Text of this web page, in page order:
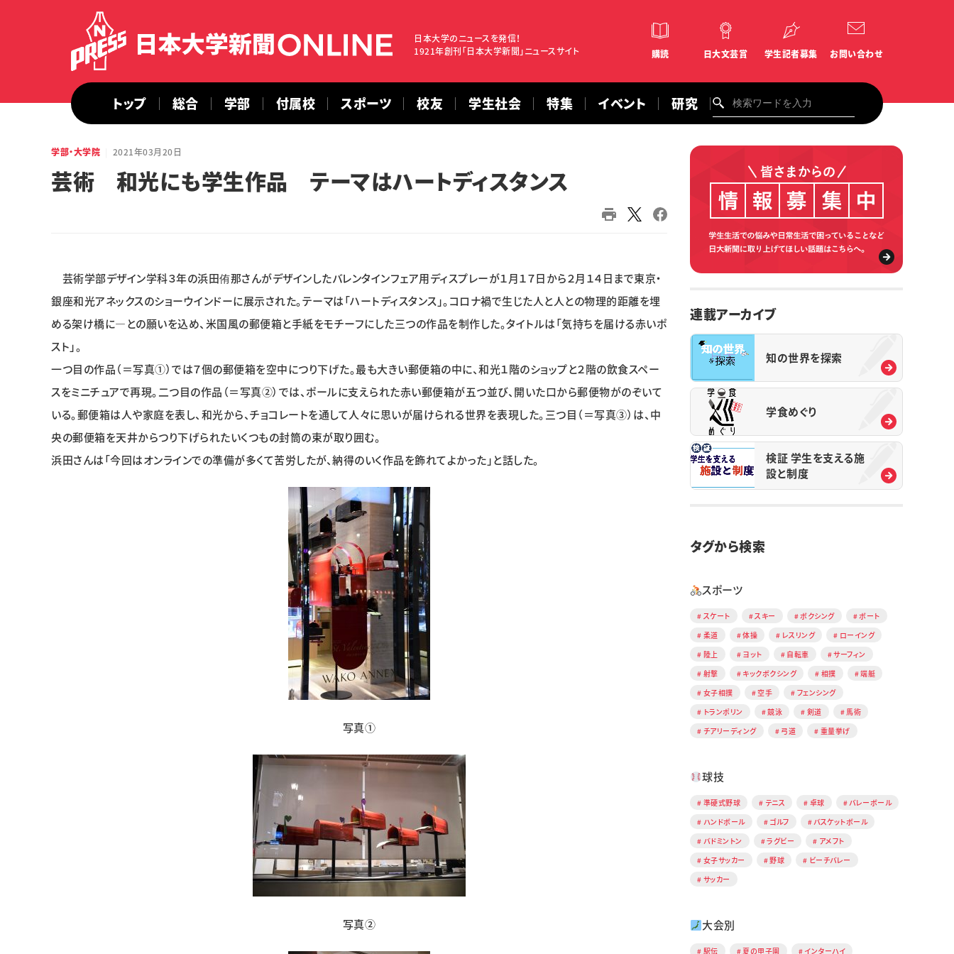
日本大学のニュースを発信！
1921年創刊「日本大学新聞」ニュースサイト
購読 日大文芸賞 学生記者募集 お問い合わせ
トップ 総合 学部 付属校 スポーツ 校友 学生社会 特集 イベント 研究
学部・大学院 2021年03月20日
芸術 和光にも学生作品 テーマはハートディスタンス
芸術学部デザイン学科３年の浜田侑那さんがデザインしたバレンタインフェア用ディスプレーが１月１７日から２月１４日まで東京・
銀座和光アネックスのショーウインドーに展示された。テーマは「ハートディスタンス」。コロナ禍で生じた人と人との物理的距離を埋
める架け橋に―との願いを込め、米国風の郵便箱と手紙をモチーフにした三つの作品を制作した。タイトルは「気持ちを届ける赤いポ
スト」。
一つ目の作品（＝写真①）では７個の郵便箱を空中につり下げた。最も大きい郵便箱の中に、和光１階のショップと２階の飲食スペー
スをミニチュアで再現。二つ目の作品（＝写真②）では、ポールに支えられた赤い郵便箱が五つ並び、開いた口から郵便物がのぞいて
いる。郵便箱は人や家庭を表し、和光から、チョコレートを通して人々に思いが届けられる世界を表現した。三つ目（＝写真③）は、中
央の郵便箱を天井からつり下げられたいくつもの封筒の束が取り囲む。
浜田さんは「今回はオンラインでの準備が多くて苦労したが、納得のいく作品を飾れてよかった」と話した。
写真①
写真②
連載アーカイブ
知の世界を探索
学食めぐり
検証 学生を支える施
設と制度
タグから検索
スポーツ
スケート スキー ボクシング
ボート
柔道
体操 レスリング
ローイング
陸上
ヨット 自転車
サーフィン
射撃
キックボクシング 相撲
端艇
女子相撲
空手
フェンシング
トランポリン
競泳 剣道
馬術
チアリーディング
弓道 重量挙げ
球技
準硬式野球 テニス 卓球
バレーボール
ハンドボール
ゴルフ
バスケットボール
バドミントン
ラグビー
アメフト
女子サッカー
野球
ビーチバレー
サッカー
大会別
駅伝 夏の甲子園 インターハイ